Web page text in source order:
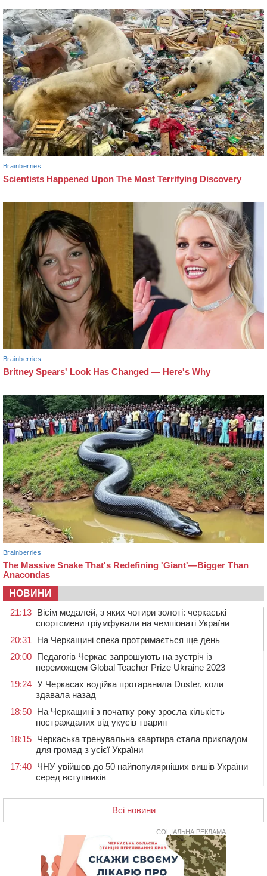
НОВИНИ
21:13 Вісім медалей, з яких чотири золоті: черкаські
спортсмени тріумфували на чемпіонаті України
20:31
На Черкащині спека протримається ще день
20:00 Педагогів Черкас запрошують на зустріч із
переможцем Global Teacher Prize Ukraine 2023
19:24 У Черкасах водійка протаранила Duster, коли
здавала назад
18:50 На Черкащині з початку року зросла кількість
постраждалих від укусів тварин
18:15 Черкаська тренувальна квартира стала прикладом
для громад з усієї України
17:40 ЧНУ увійшов до 50 найпопулярніших вишів України
серед вступників
контейнерний майданчик
16:32
Без розтину грудної клітки: у Черкасах 75-річній
пацієнтці замінили аортальний клапан
У Черкаському онкоцентрі встановили сонячну
електростанцію за понад пів мільйона гривень
Всі новини
СОЦІАЛЬНА РЕКЛАМА